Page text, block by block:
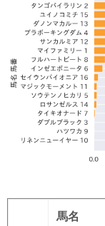
馬名